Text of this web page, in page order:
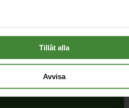
Tillåt alla
Avvisa
desto mer kan vi uträtta.